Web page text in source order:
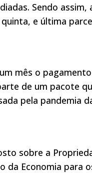
Sendo
e última
mês o
de um pacote
pela pandemia
sobre a
da Economia para